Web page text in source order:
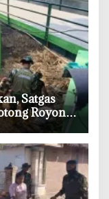
Satgas
Royong